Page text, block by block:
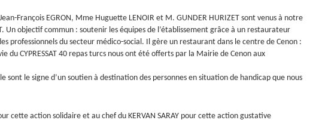
François EGRON, Mme Huguette LENOIR et M. GUNDER HURIZET sont venus à notre
Un objectif commun : soutenir les équipes de l’établissement grâce à un restaurateur
professionnels du secteur médico-social. Il gère un restaurant dans le centre de Cenon :
du CYPRESSAT 40 repas turcs nous ont été offerts par la Mairie de Cenon aux
sont le signe d’un soutien à destination des personnes en situation de handicap que nous
cette action solidaire et au chef du KERVAN SARAY pour cette action gustative